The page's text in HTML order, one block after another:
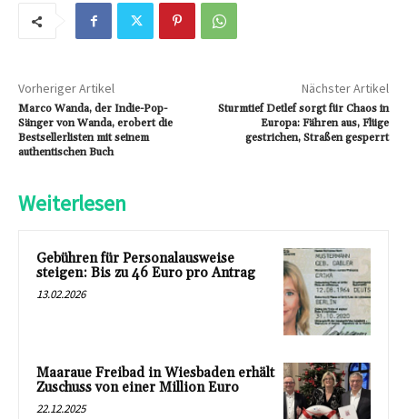
Vorheriger Artikel
Marco Wanda, der Indie-Pop-
Sänger von Wanda, erobert die
Bestsellerlisten mit seinem
authentischen Buch
Nächster Artikel
Sturmtief Detlef sorgt für Chaos in
Europa: Fähren aus, Flüge
gestrichen, Straßen gesperrt
Weiterlesen
Gebühren für Personalausweise
steigen: Bis zu 46 Euro pro Antrag
13.02.2026
Maaraue Freibad in Wiesbaden erhält
Zuschuss von einer Million Euro
22.12.2025